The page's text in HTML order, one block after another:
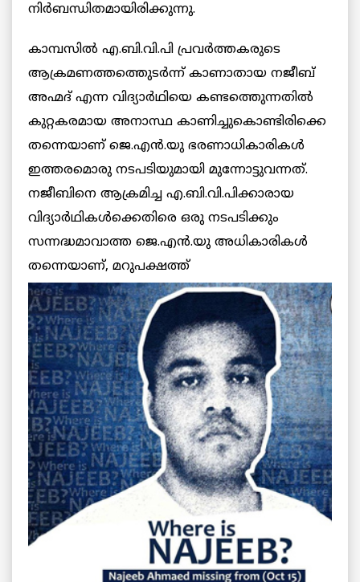
നിര്‍ബന്ധിതമായിരിക്കുന്നു.
കാമ്പസില്‍ എ.ബി.വി.പി പ്രവര്‍ത്തകരുടെ
ആക്രമണത്തത്തെുടര്‍ന്ന് കാണാതായ നജീബ്
അഹ്മദ് എന്ന വിദ്യാര്‍ഥിയെ കണ്ടത്തെുന്നതില്‍
കുറ്റകരമായ അനാസ്ഥ കാണിച്ചുകൊണ്ടിരിക്കെ
തന്നെയാണ് ജെ.എന്‍.യു ഭരണാധികാരികള്‍
ഇത്തരമൊരു നടപടിയുമായി മുന്നോട്ടുവന്നത്.
നജീബിനെ ആക്രമിച്ച എ.ബി.വി.പിക്കാരായ
വിദ്യാര്‍ഥികള്‍ക്കെതിരെ ഒരു നടപടിക്കും
സന്നദ്ധമാവാത്ത ജെ.എന്‍.യു അധികാരികള്‍
തന്നെയാണ്, മറുപക്ഷത്ത്